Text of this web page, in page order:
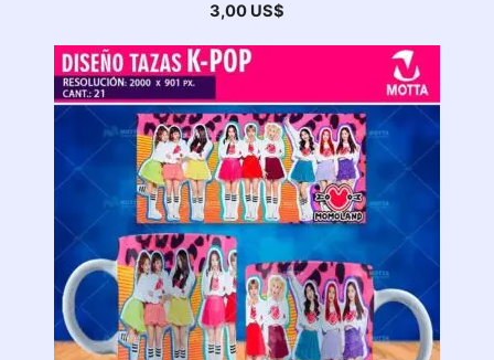
3,00 US$